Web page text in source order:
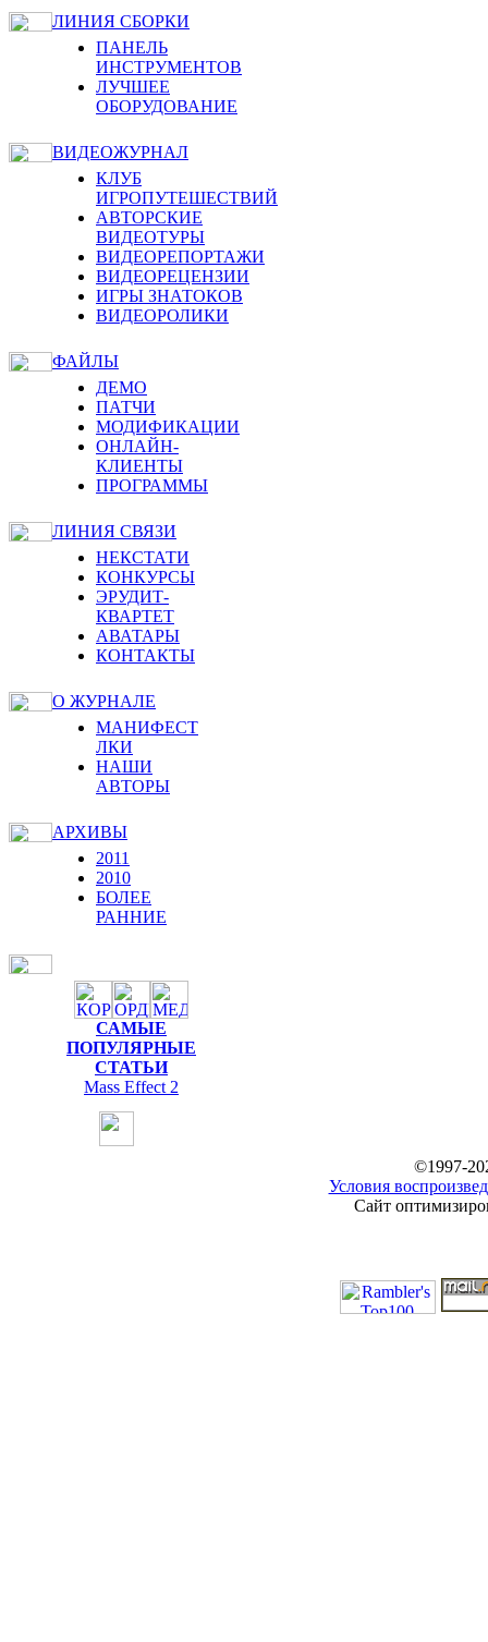
ЛИНИЯ СБОРКИ
ПАНЕЛЬ
ИНСТРУМЕНТОВ
ЛУЧШЕЕ
ОБОРУДОВАНИЕ
ВИДЕОЖУРНАЛ
КЛУБ
ИГРОПУТЕШЕСТВИЙ
АВТОРСКИЕ
ВИДЕОТУРЫ
ВИДЕОРЕПОРТАЖИ
ВИДЕОРЕЦЕНЗИИ
ИГРЫ ЗНАТОКОВ
ВИДЕОРОЛИКИ
ФАЙЛЫ
ДЕМО
ПАТЧИ
МОДИФИКАЦИИ
ОНЛАЙН-
КЛИЕНТЫ
ПРОГРАММЫ
ЛИНИЯ СВЯЗИ
НЕКСТАТИ
КОНКУРСЫ
ЭРУДИТ-
КВАРТЕТ
АВАТАРЫ
КОНТАКТЫ
О ЖУРНАЛЕ
МАНИФЕСТ
ЛКИ
НАШИ
АВТОРЫ
АРХИВЫ
2011
2010
БОЛЕЕ
РАННИЕ
САМЫЕ
ПОПУЛЯРНЫЕ
СТАТЬИ
Mass Effect 2
©1997-
Условия
Сайт